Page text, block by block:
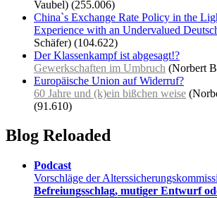
Vaubel) (255.006)
China`s Exchange Rate Policy in the
Experience with an Undervalued
Schäfer) (104.622)
Der Klassenkampf ist abgesagt!?
Gewerkschaften im Umbruch (Norbert
Europäische Union auf Widerruf?
60 Jahre und (k)ein bißchen weise
(91.610)
Blog Reloaded
Podcast
Vorschläge der
Befreiungsschlag, mutiger Entwurf